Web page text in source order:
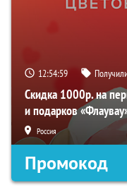
12:54:58
Скидка 1000р. на
и подарков
Россия
Промокод